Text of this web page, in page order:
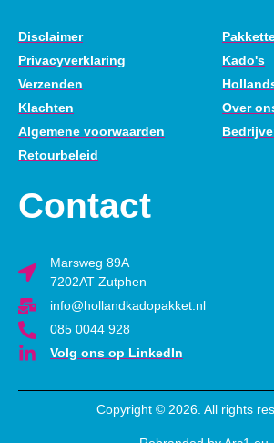
Disclaimer
Privacyverklaring
Verzenden
Klachten
Algemene voorwaarden
Retourbeleid
Kado's
Over
Contact
Marsweg 89A
7202AT Zutphen
info@hollandkadopakket.nl
085 0044 928
Volg ons op LinkedIn
Copyright © 2026. All rights